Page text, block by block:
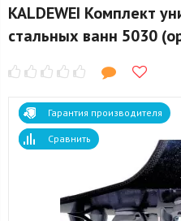
KALDEWEI Комплект
стальных ванн 5030
Гарантия производителя
Сравнить